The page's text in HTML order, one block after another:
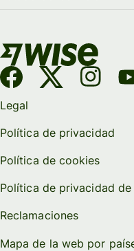
Legal
Política de privacidad
Política de cookies
Política de privacidad
Reclamaciones
Mapa de la web por